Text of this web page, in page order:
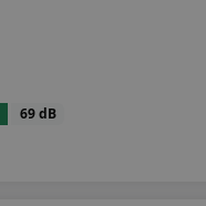
69 dB